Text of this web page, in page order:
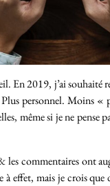
En 2019, j’ai souhaité
personnel. Moins «
même si je ne pense
les commentaires ont
à effet, mais je crois que